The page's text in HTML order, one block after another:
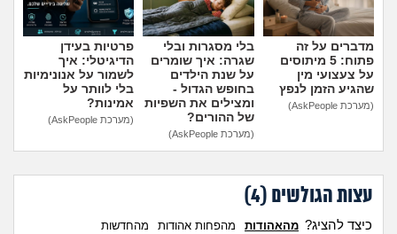
מדברים על זה
פתוח: 5 מיתוסים
על צעצועי מין
שהגיע הזמן לנפץ
(מערכת AskPeople)
בלי מסגרות ובלי
שגרה: איך שומרים
על שנת הילדים
בחופש הגדול -
ומצילים את השפיות
של ההורים?
(מערכת AskPeople)
פרטיות בעידן
הדיגיטלי: איך
לשמור על אנונימיות
בלי לוותר על
אמינות?
(מערכת AskPeople)
עצות הגולשים (4
)
כיצד להציג? מהאהודות מהפחות אהודות מהחדשות